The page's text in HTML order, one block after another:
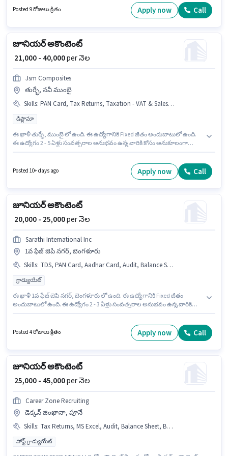
ఉంటుంది. ఈ ఉద్యోగానికి Fixed జీతం అందుబాటులో ఉంది. ఈ ఖాళీ సంగమ్నేర్,
అహ్మద్‌నగర్ లో ఉంది. ఈ ఉద్యోగానికి అభ్యర్థులు తప్పనిసరిగా గ్రాడ్యుయేట్ డిగ్రీ/
Posted 9 రోజులు క్రితం Apply now Call
జూనియర్ అకౌంటెంట్
₹ 21,000 - 40,000per నెల
Jsm Composites
తుర్భే, నవీ ముంబై
Skills: PAN Card, Tax Returns, Taxation - VAT & Sales Tax, GST, TDS, Audit, Book Keeping, Balance Sheet, Aadhar Card
డిప్లొమా
ఈ ఖాళీ తుర్భే, ముంబై లో ఉంది. ఈ ఉద్యోగానికి Fixed జీతం అందుబాటులో ఉంది.
ఈ ఉద్యోగం 2 - 5 ఏళ్లు సంవత్సరాల అనుభవం ఉన్న వారికి కోసం అనుకూలంగా
Taxation - VAT & Sales Tax, TDS వంటి నైపుణ్యాలు ఉండాలి. దరఖాస్తుదారులు
కనీసం డిప్లొమా డిగ్రీ లేదా సర్టిఫికెట్ కలిగి ఉండాలి. ఈ ఉద్యోగానికి ముఖ్యమైన
Posted 10+ days ago Apply now Call
జూనియర్ అకౌంటెంట్
₹ 20,000 - 25,000per నెల
Sarathi International Inc
1వ ఫేజ్ జెపి నగర్, బెంగళూరు
Skills: TDS, PAN Card, Aadhar Card, Audit, Balance Sheet, Tally, GST, Bank Account, Taxation - VAT & Sales Tax
గ్రాడ్యుయేట్
ఈ ఖాళీ 1వ ఫేజ్ జెపి నగర్, బెంగళూరు లో ఉంది. ఈ ఉద్యోగానికి Fixed జీతం
అందుబాటులో ఉంది. ఈ ఉద్యోగం 2 - 3 ఏళ్లు సంవత్సరాల అనుభవం ఉన్న వారికి
ఉద్యోగానికి అభ్యర్థులు తప్పనిసరిగా గ్రాడ్యుయేట్ డిగ్రీ/సర్టిఫికెట్ కలిగి ఉండాలి. ఈ
ఉద్యోగానికి అభ్యర్థి వద్ద Audit, Balance Sheet, GST, Tally, Taxation - VAT &
Posted 4 రోజులు క్రితం Apply now Call
జూనియర్ అకౌంటెంట్
₹ 25,000 - 45,000per నెల
Career Zone Recruiting
డెక్కన్ జింఖానా, పూనే
Skills: Tax Returns, MS Excel, Audit, Balance Sheet, Book Keeping, TDS, GST, Tally, Taxation - VAT & Sales Tax
పోస్ట్ గ్రాడ్యుయేట్